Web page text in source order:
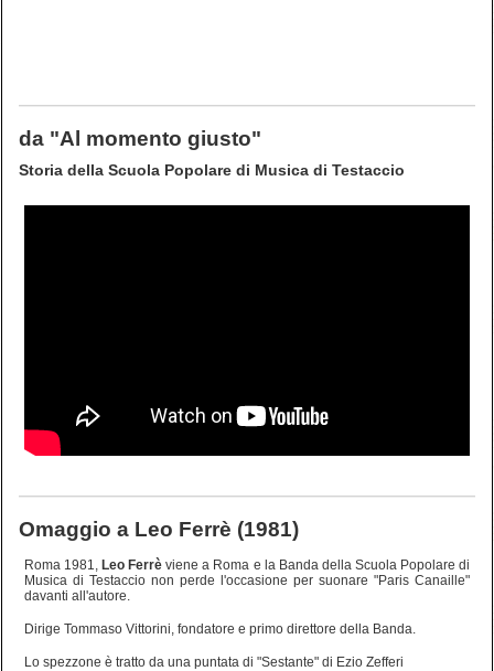
da "Al momento giusto"
Storia della Scuola Popolare di Musica di Testaccio
Omaggio a Leo Ferrè (1981)
Roma 1981, Leo Ferrè viene a Roma e la Banda della Scuola Popolare di
Musica di Testaccio non perde l'occasione per suonare "Paris Canaille"
davanti all'autore.
Dirige Tommaso Vittorini, fondatore e primo direttore della Banda.
Lo spezzone è tratto da una puntata di "Sestante" di Ezio Zefferi